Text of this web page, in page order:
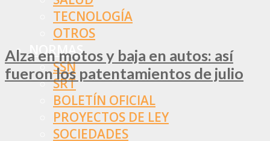
TECNOLOGÍA
OTROS
NORMAS
SSN
SRT
BOLETÍN OFICIAL
PROYECTOS DE LEY
SOCIEDADES
Alza en motos y baja en autos: así
fueron los patentamientos de julio